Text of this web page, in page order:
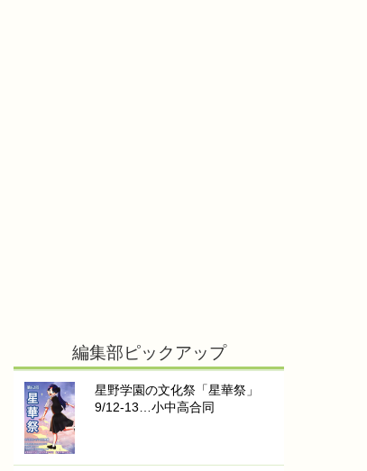
編集部ピックアップ
星野学園の文化祭「星華祭」
9/12-13…小中高合同